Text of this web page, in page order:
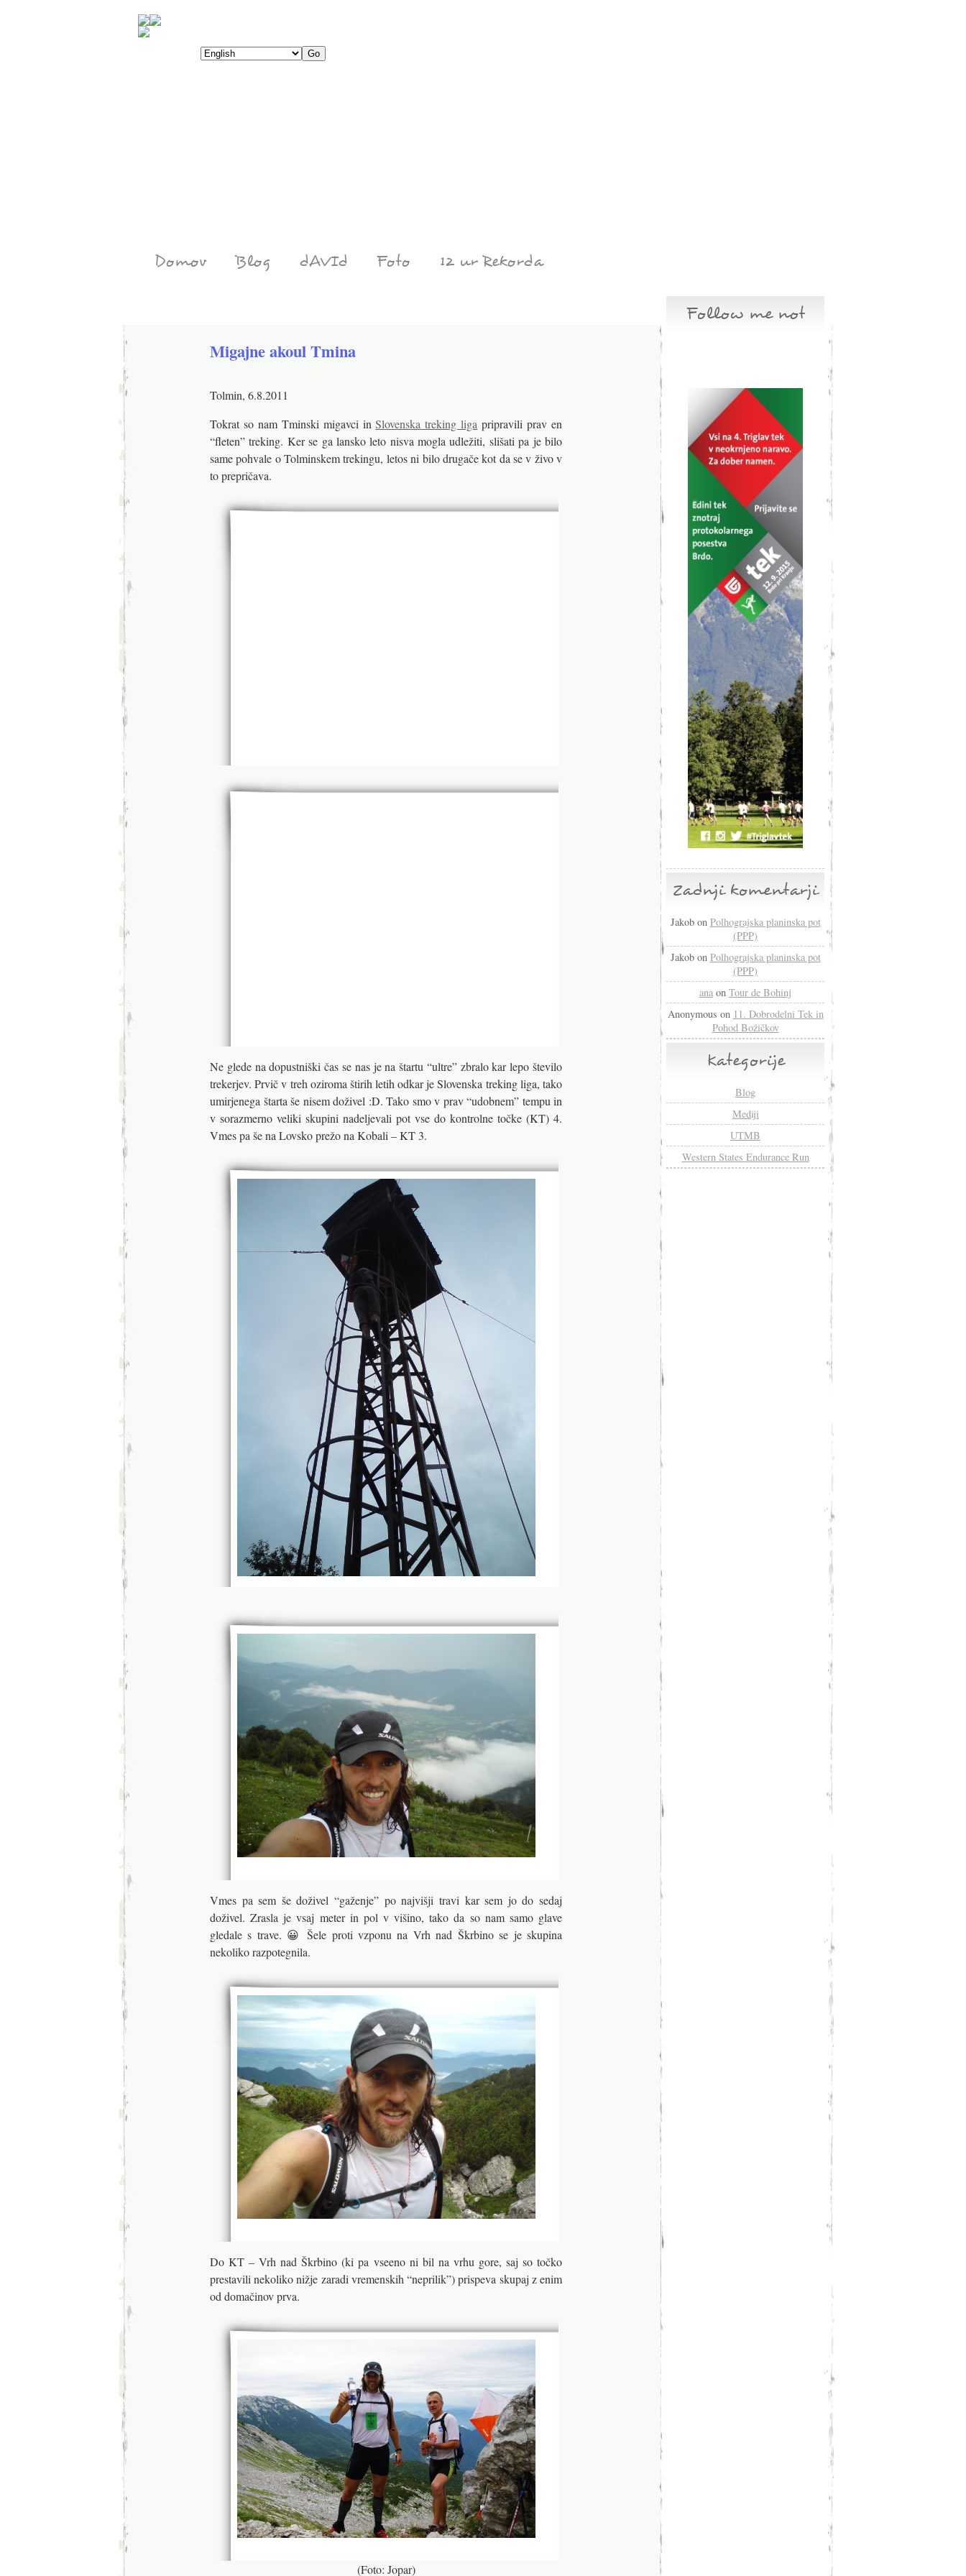
Domov Blog dAVId Foto 12 ur Rekorda
Migajne akoul Tmina
Tolmin, 6.8.2011
Tokrat so nam Tminski migavci inSlovenska treking liga pripravili prav en
“fleten” treking. Ker se ga lansko leto nisva mogla udležiti, slišati pa je bilo
same pohvale o Tolminskem trekingu, letos ni bilo drugače kot da se v živo v
to prepričava.
Ne glede na dopustniški čas se nas je na štartu “ultre” zbralo kar lepo število
trekerjev. Prvič v treh oziroma štirih letih odkar je Slovenska treking liga, tako
umirjenega štarta še nisem doživel :D. Tako smo v prav “udobnem” tempu in
v sorazmerno veliki skupini nadeljevali pot vse do kontrolne točke (KT) 4.
Vmes pa še na Lovsko prežo na Kobali – KT 3.
Vmes pa sem še doživel “gaženje” po najvišji travi kar sem jo do sedaj
doživel. Zrasla je vsaj meter in pol v višino, tako da so nam samo glave
gledale s trave. 😀 Šele proti vzponu na Vrh nad Škrbino se je skupina
nekoliko razpotegnila.
Do KT – Vrh nad Škrbino (ki pa vseeno ni bil na vrhu gore, saj so točko
prestavili nekoliko nižje zaradi vremenskih “neprilik”) prispeva skupaj z enim
od domačinov prva.
(Foto: Jopar)
Follow me not
Zadnji komentarji
Jakobon Polhograjska planinska pot
(PPP)
Jakobon Polhograjska planinska pot
(PPP)
ana on Tour de Bohinj
Anonymous on 11. Dobrodelni Tek in
Pohod Božičkov
Kategorije
Blog
Mediji
UTMB
Western States Endurance Run